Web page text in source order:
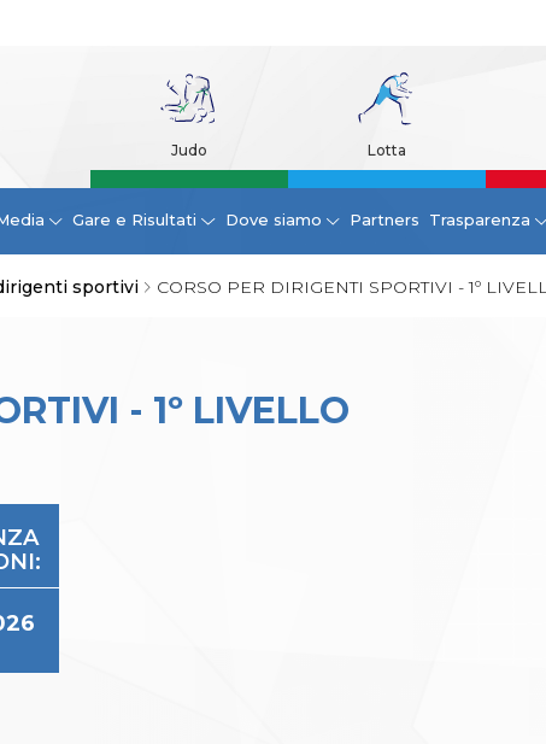
Judo Lotta
Gare e Risultati Dove siamo Partners Trasparenza
sportivi CORSO PER DIRIGENTI SPORTIVI - 1º
- 1º LIVELLO